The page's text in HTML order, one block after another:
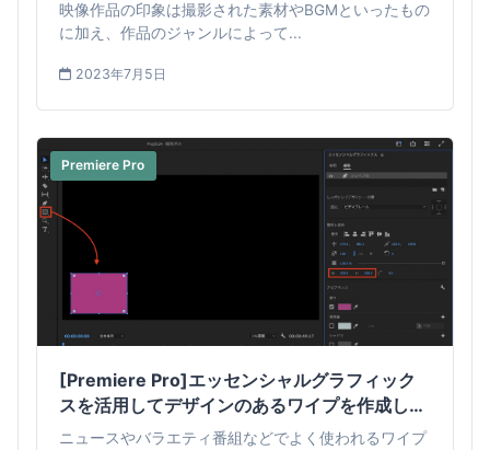
映像作品の印象は撮影された素材やBGMといったもの
に加え、作品のジャンルによって...
2023年7月5日
Premiere Pro
[Premiere Pro]エッセンシャルグラフィック
スを活用してデザインのあるワイプを作成して
みよう！
ニュースやバラエティ番組などでよく使われるワイプ